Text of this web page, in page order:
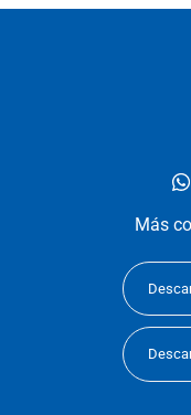
Más